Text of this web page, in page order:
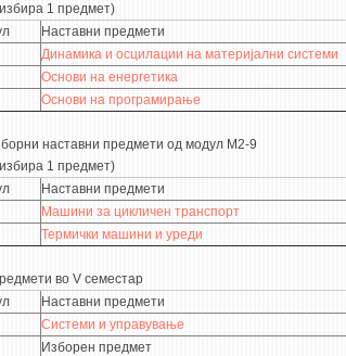
1 предмет)
Наставни предмети
Динамика и осцилации на материјални системи
Основи на енергетика
Основи на програмирање
наставни предмети од модул М2-9
1 предмет)
Наставни предмети
Машини за цикличен транспорт
Термички машини и уреди
во V семестар
Наставни предмети
Системи и управување
Изборен предмет